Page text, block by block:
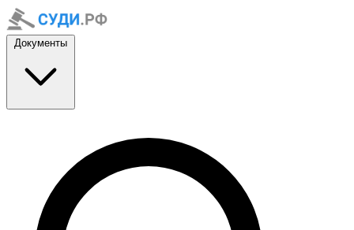
Документы